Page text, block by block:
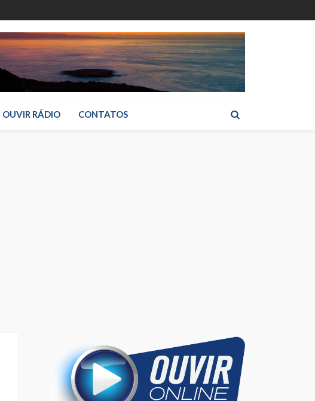
OUVIR RÁDIO CONTATOS